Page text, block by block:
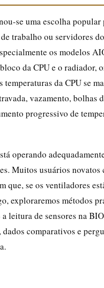
se uma escolha popular
trabalho ou servidores
os modelos
da CPU e o radiador,
da CPU se
vazamento, bolhas
progressivo de
operando
Muitos usuários
que, se os ventiladores
exploraremos métodos
leitura de sensores na
comparativos e